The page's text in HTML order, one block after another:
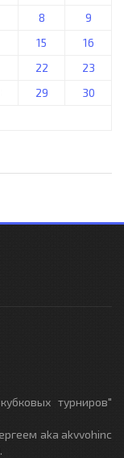
8
9
15
16
22
23
29
30
турниров"
aka akvvohinc